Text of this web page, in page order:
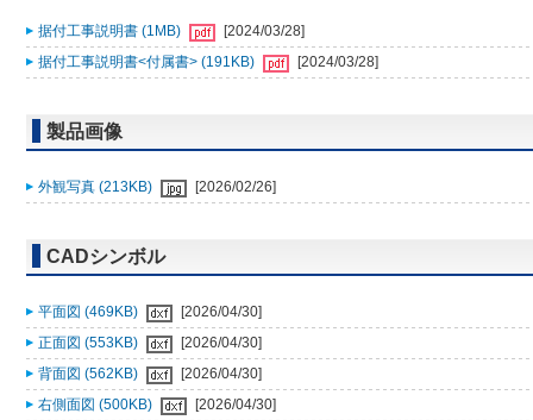
据付工事説明書 (1MB)
[2024/03/28]
据付工事説明書<付属書> (191KB)
[2024/03/28]
製品画像
外観写真 (213KB) [2026/02/26]
CADシンボル
平面図 (469KB)
[2026/04/30]
正面図 (553KB)
[2026/04/30]
背面図 (562KB)
[2026/04/30]
右側面図 (500KB)
[2026/04/30]